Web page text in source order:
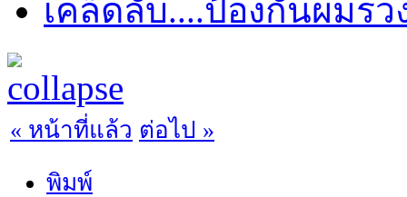
เคล็ดลับ....ป้องกันผมร่ว
« หน้าที่แล้ว ต่อไป »
พิมพ์